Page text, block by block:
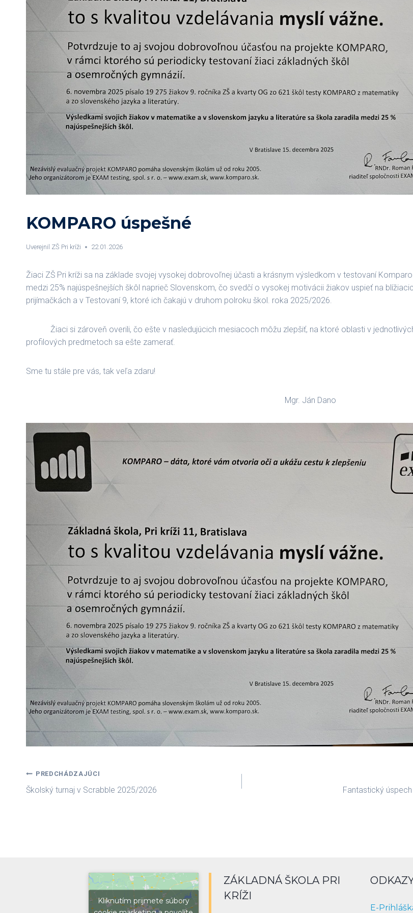
KOMPARO úspešné
Uverejnil ZŠ Pri kríži 22.01.2026
Žiaci ZŠ Pri kríži sa na základe svojej vysokej dobrovoľnej účasti a krásnym výsledkom v testovaní
medzi 25% najúspešnejších škôl naprieč Slovenskom, čo svedčí o vysokej motivácii žiakov uspieť na
prijímačkách a v Testovaní 9, ktoré ich čakajú v druhom polroku škol. roka 2025/2026.
Žiaci si zároveň overili, čo ešte v nasledujúcich mesiacoch môžu zlepšiť, na ktoré oblasti v
profilových predmetoch sa ešte zamerať.
Sme tu stále pre vás, tak veľa zdaru!
Mgr. Ján Dano
Navigácia
v
PREDCHÁDZAJÚCI
Školský turnaj v Scrabble 2025/2026 Fantastický
Kliknutím prijmete súbory
ZÁKLADNÁ ŠKOLA PRI
KRÍŽI
E-